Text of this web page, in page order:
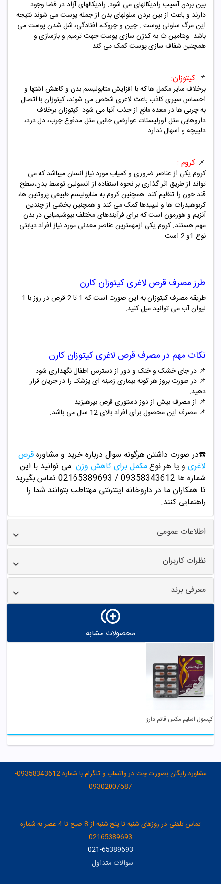
بین بردن آسیب رادیکالهای می شود. رادیکالهای آزاد در فضا وجود
دارند و باعث از بین بردن سلولهای بدن از جمله پوست می شوند نتیجه
این مرگ سلولی پوست : چین و چروک، افتادگی، شل شدن پوست می
باشد. ویتامین ث به کلاژن سازی پوست جهت ترمیم و بازسازی و
همچنین شفاف سازی پوست کمک می کند.
📌 کیتوزان:
برخلاف سایر مکمل ها که با افزایش متابولیسم بدن و کاهش اشتها و
احساس سیری کاذب باعث لاغری شخص می شوند، کیتوزان با اتصال
به چربی ها در معده مانع از جذب آنها می شود. کیتوزان برخلاف
داروهایی مثل اورلیستات عوارضی جانبی مثل مدفوع چرب، دل درد،
دلپیچه و اسهال ندارد.
📌 کروم :
کروم یکی از عناصر ضروری و کمیاب مورد نیاز انسان میباشد که می
تواند از طریق اثر گذاری بر نحوه استفاده از انسولین توسط بدن،سطح
قند خون را تنظیم کند. همچنین کرومبه متابولیسم طبیعی پروتئین ها،
کربوهیدرات ها و لیپیدها کمک می کند و همچنین بخشی از چندین
آنزیم و هورمون است که برای فرآیندهای مختلف بیوشیمیایی در بدن
مهم هستند. کروم یکی ازمهمترین عناصر معدنی مورد نیاز افراد دیابتی
نوع 1و 2 است.
طرز مصرف قرص لاغری کیتوزان کارن
طریقه مصرف کیتوزان به این صورت است که 1 تا 2 قرص در روز با 1
لیوان آب می توانید میل کنید.
نکات مهم در مصرف قرص لاغری کیتوزان کارن
📌 در جای خشک و خنک و دور از دسترس اطفال نگهداری شود.
📌 در صورت بروز هر گونه بیماری زمینه ای پزشک را در جریان قرار
دهید.
📌 از مصرف بیش از دوز دستوری قرص بپرهیزید.
📌 مصرف این محصول برای افراد بالای 12 سال می باشد.
☎️در صورت داشتن هرگونه سوال درباره خرید ومشاورهقرص
لاغری و یا هر نوعمکمل برای کاهش وزن می توانید با این
شماره ها 09358343612 / 02165389693
تماس بگیرید
تا همکاران ما در داروخانه اینترنتی مهتاطب بتوانند شما را
راهنمایی کنند.
اطلاعات عمومی
نظرات کاربران
معرفی برند
محصولات مشابه
کپسول اسلیم مکس قائم دارو
مشاوره رایگان بصورت چت در واتساپ و تلگرام با شماره 09358343612-
09302007587
تماس تلفنی در روزهای شنبه تا پنج شنبه از 8 صبح تا 4 عصر به شماره
02165389693
021-65389693
سوالات متداول-